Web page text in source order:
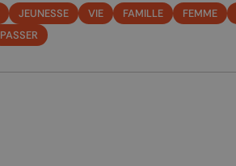
JEUNESSE VIE FAMILLE FEMME
PASSER